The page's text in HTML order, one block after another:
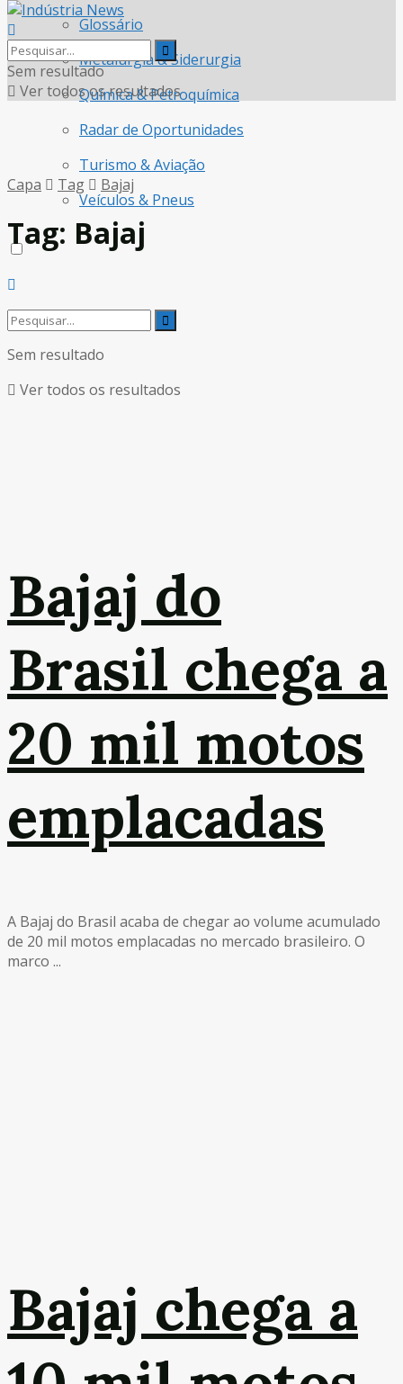
Glossário
Metalurgia & Siderurgia
Química & Petroquímica
Radar de Oportunidades
Turismo & Aviação
Veículos & Pneus
Sem resultado
Ver todos os resultados
Sem resultado
Ver todos os resultados
Capa Tag Bajaj
Tag: Bajaj
Bajaj do
Brasil chega a
20 mil motos
emplacadas
A Bajaj do Brasil acaba de chegar ao volume acumulado
de 20 mil motos emplacadas no mercado brasileiro. O
marco ...
Bajaj chega a